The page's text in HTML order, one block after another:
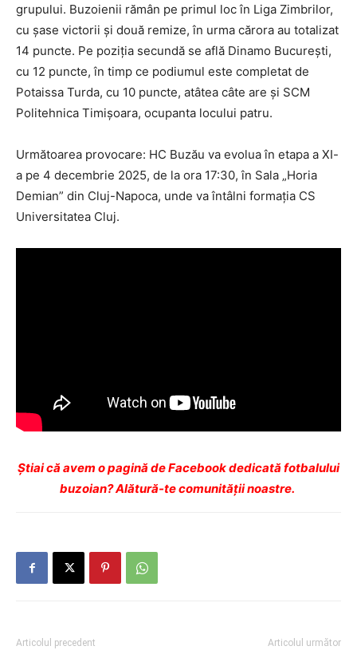
grupului. Buzoienii rămân pe primul loc în Liga Zimbrilor,
cu șase victorii și două remize, în urma cărora au totalizat
14 puncte. Pe poziția secundă se află Dinamo București,
cu 12 puncte, în timp ce podiumul este completat de
Potaissa Turda, cu 10 puncte, atâtea câte are și SCM
Politehnica Timișoara, ocupanta locului patru.
Următoarea provocare: HC Buzău va evolua în etapa a XI-
a pe 4 decembrie 2025, de la ora 17:30, în Sala „Horia
Demian” din Cluj-Napoca, unde va întâlni formația CS
Universitatea Cluj.
Ştiai că avem o pagină de Facebook dedicată fotbalului
buzoian? Alătură-te comunității noastre.
Articolul precedent Articolul următor